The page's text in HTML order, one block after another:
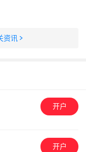
资讯
开户
开户